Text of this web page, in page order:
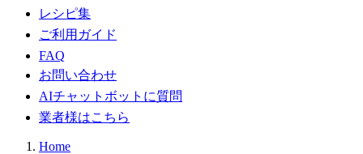
レシピ集
ご利用ガイド
FAQ
お問い合わせ
AIチャットボットに質問
業者様はこちら
Home